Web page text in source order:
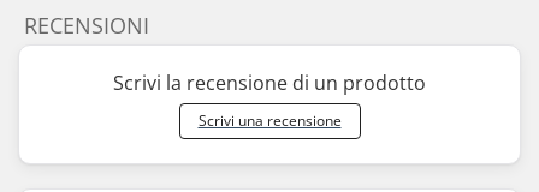
RECENSIONI
Scrivi la recensione di un prodotto
Scrivi una recensione